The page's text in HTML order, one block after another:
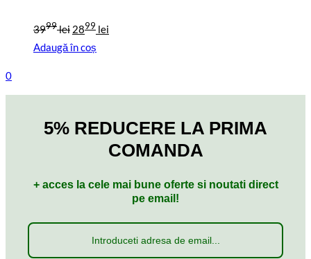
3999 lei Prețul
inițial
3999
2899 lei
lei.
Adaugă în coș
0
5% REDUCERE LA PRIMA
COMANDA
+ acces la cele mai bune oferte si noutati direct
pe email!